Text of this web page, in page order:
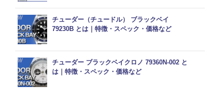
チューダー（チュードル） ブラックベイ
79230B とは｜特徴・スペック・価格など
チューダー ブラックベイクロノ 79360N-002 と
は｜特徴・スペック・価格など